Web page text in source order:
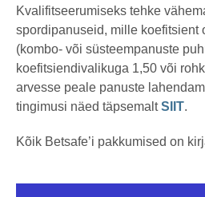
Kvalifitseerumiseks tehke
spordipanuseid, mille koefitsient
(kombo- või süsteempanuste
koefitsiendivalikuga 1,50 või
arvesse peale panuste
tingimusi näed täpsemaltSIIT.
Kõik Betsafe’i pakkumised on